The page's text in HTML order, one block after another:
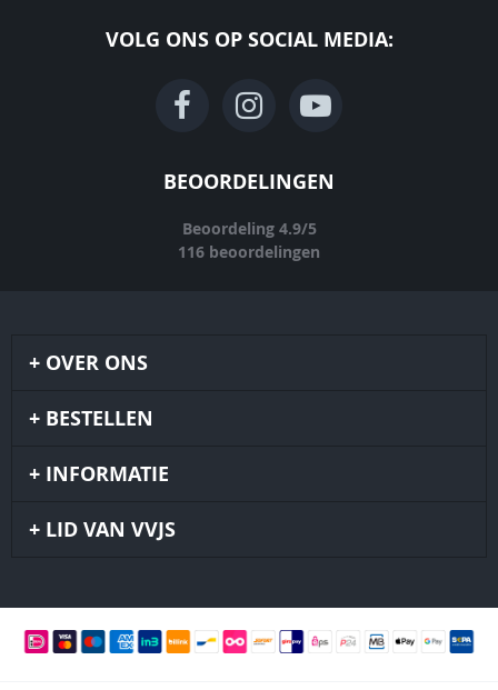
VOLG ONS OP SOCIAL MEDIA:
BEOORDELINGEN
Beoordeling 4.9/5
116 beoordelingen
OVER ONS
BESTELLEN
INFORMATIE
LID VAN VVJS